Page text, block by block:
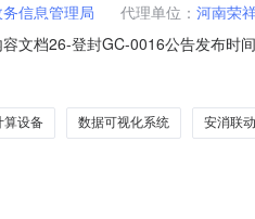
信息管理局 代理单位： 河南荣
文档26-登封GC-0016公告发布时
资源交易中心登封分中心平台对
算设备 数据可视化系统 安消联